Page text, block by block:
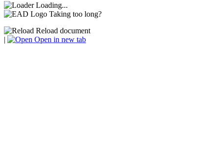
Loading...
Taking too long?
Reload document
|
Open in new tab